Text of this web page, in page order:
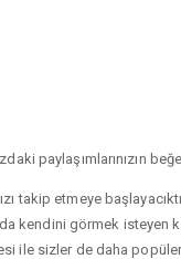
paylaşımlarınızın
takip etmeye
kendini görmek isteyen
ile sizler de daha